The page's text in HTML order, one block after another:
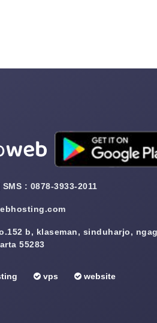
: 0878-3933-2011
b, klaseman, sinduharjo,
55283
vps website